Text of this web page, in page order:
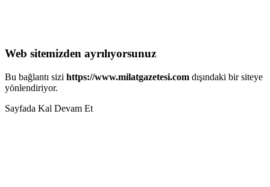
Web sitemizden ayrılıyorsunuz
Bu bağlantı sizi https://www.milatgazetesi.com dışındaki bir siteye
yönlendiriyor.
Sayfada Kal Devam Et